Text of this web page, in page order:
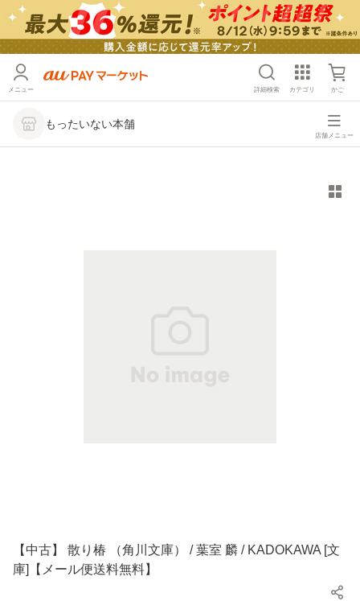
メニュー 詳細検索 カテゴリ かご
もったいない本舗
店舗メニュー
【中古】 散り椿 （角川文庫） / 葉室 麟 / KADOKAWA [文
庫]【メール便送料無料】